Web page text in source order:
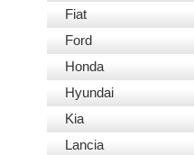
Fiat
Ford
Honda
Hyundai
Kia
Lancia